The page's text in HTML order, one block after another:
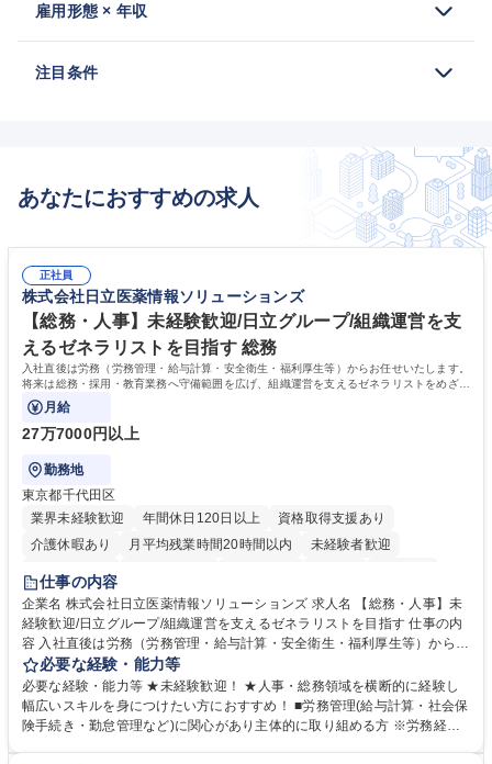
雇用形態 × 年収
注目条件
あなたにおすすめの求人
正社員
株式会社日立医薬情報ソリューションズ
【総務・人事】未経験歓迎/日立グループ/組織運営を支
えるゼネラリストを目指す 総務
入社直後は労務（労務管理・給与計算・安全衛生・福利厚生等）からお任せいたします。
将来は総務・採用・教育業務へ守備範囲を広げ、組織運営を支えるゼネラリストをめざせ
ます。
月給
27万7000円以上
勤務地
東京都千代田区
業界未経験歓迎
年間休日120日以上
資格取得支援あり
介護休暇あり
月平均残業時間20時間以内
未経験者歓迎
住宅手当あり
育休あり
完全週休2日制 交通費支給 土日祝休み 寮・社宅あり
仕事の内容
企業名 株式会社日立医薬情報ソリューションズ 求人名 【総務・人事】未
経験歓迎/日立グループ/組織運営を支えるゼネラリストを目指す 仕事の内
容 入社直後は労務（労務管理・給与計算・安全衛生・福利厚生等）からお
任せいたします。将来は総務・採用・教育業務へ守備範囲を広げ、組織運
営を支えるゼネラリストをめざせます。 ・初期業務：労働時間管理、給与
計算、社会保険対応、福利厚生管理、安全衛生、健康経営推進等をお任せ
します。ご経験に応じて、休職者管理など、幅広く経験を積んでいただき
必要な経験・能力等
必要な経験・能力等 ★未経験歓迎！ ★人事・総務領域を横断的に経験し
幅広いスキルを身につけたい方におすすめ！ ■労務管理(給与計算・社会保
険手続き・勤怠管理など)に関心があり主体的に取り組める方 ※労務経験